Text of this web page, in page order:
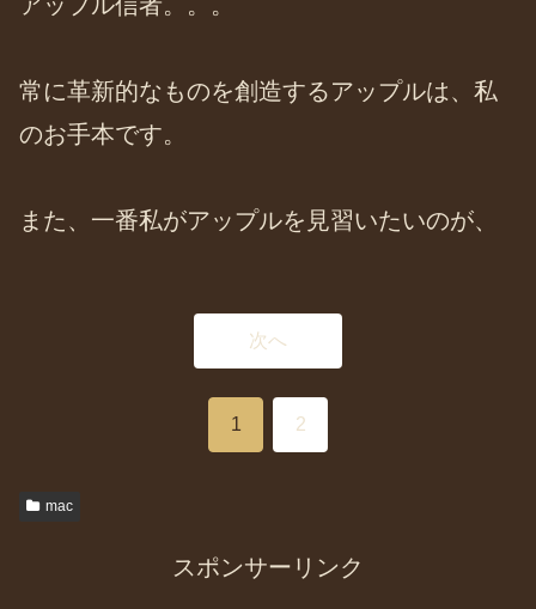
常に革新的なものを創造するアップルは、私
のお手本です。
また、一番私がアップルを見習いたいのが、
次へ
1 2
mac
スポンサーリンク